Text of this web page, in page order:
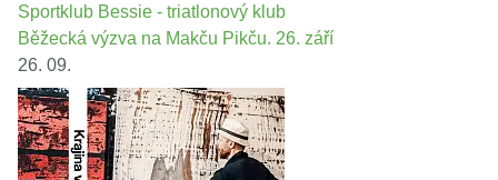
Sportklub Bessie - triatlonový klub
Běžecká výzva na Makču Pikču. 26. září
26. 09.